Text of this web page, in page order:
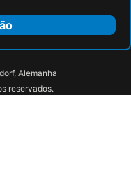
Alemanha
reservados.